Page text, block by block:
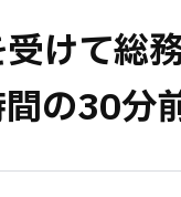
けて総
の30分